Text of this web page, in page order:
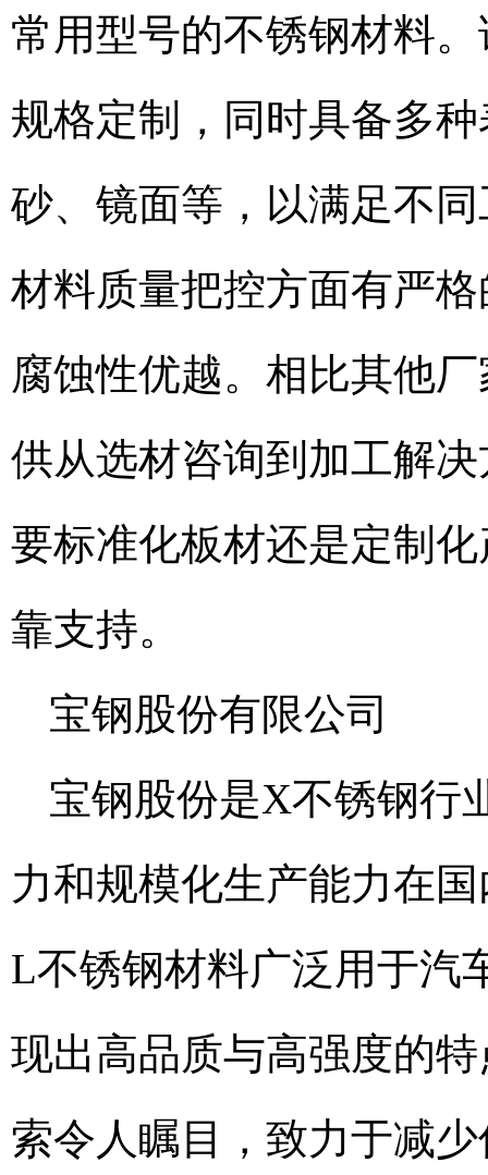
常用型号的不锈钢材料
规格定制，同时具备多
砂、镜面等，以满足不
材料质量把控方面有严
腐蚀性优越。相比其他
供从选材咨询到加工解
要标准化板材还是定制
靠支持。
宝钢股份有限公司
宝钢股份是X不锈钢行
力和规模化生产能力在
L不锈钢材料广泛用于汽
现出高品质与高强度的
索令人瞩目，致力于减